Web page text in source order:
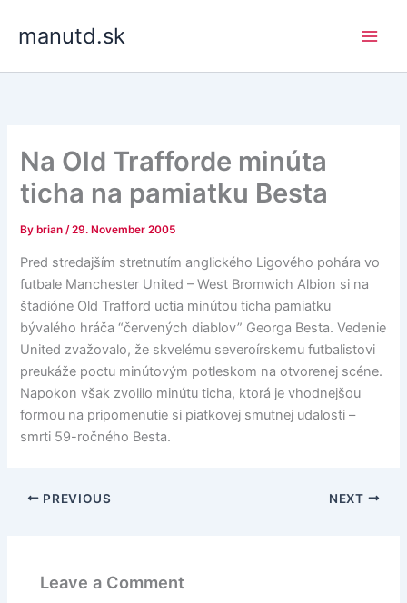
manutd.sk
Na Old Trafforde minúta
ticha na pamiatku Besta
By brian/29. November 2005
Pred stredajším stretnutím anglického Ligového pohára vo
futbale Manchester United – West Bromwich Albion si na
štadióne Old Trafford uctia minútou ticha pamiatku
bývalého hráča “červených diablov” Georga Besta. Vedenie
United zvažovalo, že skvelému severoírskemu futbalistovi
preukáže poctu minútovým potleskom na otvorenej scéne.
Napokon však zvolilo minútu ticha, ktorá je vhodnejšou
formou na pripomenutie si piatkovej smutnej udalosti –
smrti 59-ročného Besta.
PREVIOUS NEXT
Leave a Comment